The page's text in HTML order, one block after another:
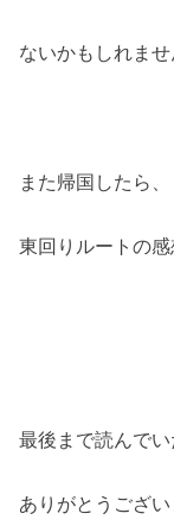
ないかもしれま
また帰国したら、
東回りルートの感
最後まで読んでい
ありがとうござい